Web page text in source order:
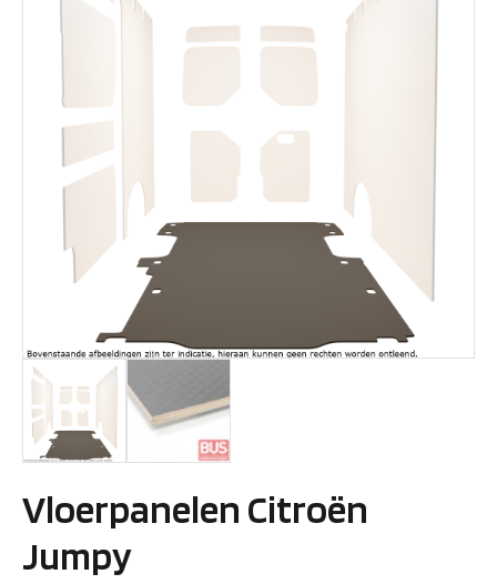
Vloerpanelen Citroën
Jumpy